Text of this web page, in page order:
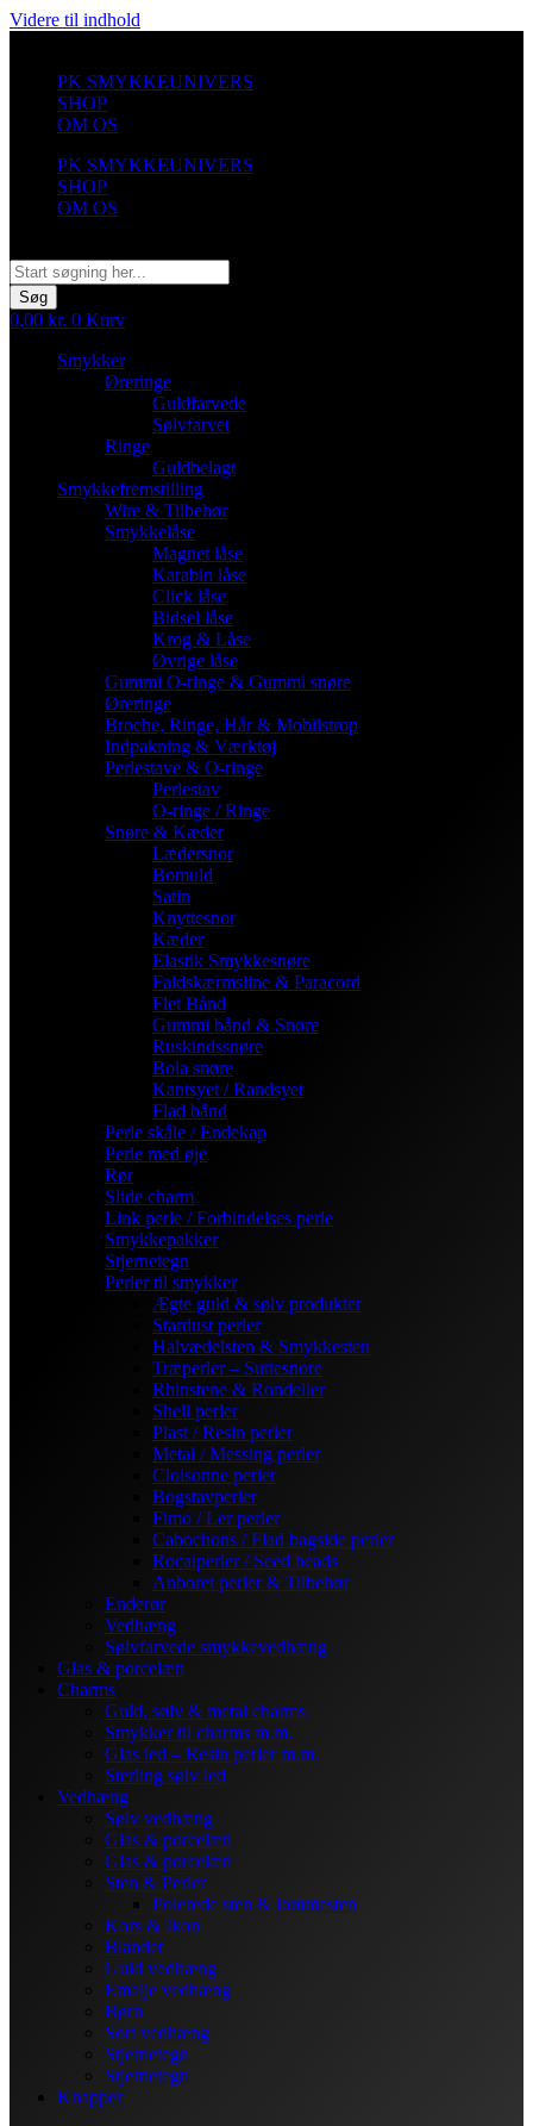
Videre til indhold
PK SMYKKEUNIVERS
SHOP
OM OS
PK SMYKKEUNIVERS
SHOP
OM OS
Søg
0,00 kr. 0 Kurv
Smykker
Øreringe
Guldfarvede
Sølvfarvet
Ringe
Guldbelagt
Smykkefremstilling
Wire & Tilbehør
Smykkelåse
Magnet låse
Karabin låse
Click låse
Bidsel låse
Krog & Låse
Øvrige låse
Gummi O-ringe & Gummi snøre
Øreringe
Broche, Ringe, Hår & Mobilstrop
Indpakning & Værktøj
Perlestave & O-ringe
Perlestav
O-ringe / Ringe
Snøre & Kæder
Lædersnor
Bomuld
Satin
Knyttesnor
Kæder
Elastik Smykkesnøre
Faldskærmsline & Paracord
Flet Bånd
Gummi bånd & Snøre
Ruskindssnøre
Bola snøre
Kantsyet / Randsyet
Flad bånd
Perle skåle / Endekap
Perle med øje
Rør
Slide charm
Link perle / Forbindelses perle
Smykkepakker
Stjernetegn
Perler til smykker
Ægte guld & sølv produkter
Stardust perler
Halvædelsten & Smykkesten
Træperler – Suttesnore
Rhinstene & Rondeller
Shell perler
Plast / Resin perler
Metal / Messing perler
Cloisonne perler
Bogstavperler
Fimo / Ler perler
Cabochons / Flad bagside perler
Rocaiperler / Seed beads
Anboret perler & Tilbehør
Enderør
Vedhæng
Sølvfarvede smykkevedhæng
Glas & porcelæn
Charms
Guld, sølv & metal charms
Smykker til charms m.m.
Glas led – Resin perler m.m.
Sterling sølv led
Vedhæng
Sølv vedhæng
Glas & porcelæn
Glas & porcelæn
Sten & Perler
Polerede sten & lommesten
Kors & Ikon
Blandet
Guld vedhæng
Emalje vedhæng
Børn
Sort vedhæng
Stjernetegn
Stjernetegn
Knapper